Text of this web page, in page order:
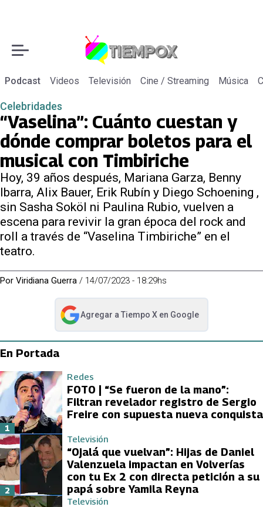
Podcast Videos Televisión Cine / Streaming Música
Celebridades
“Vaselina”: Cuánto cuestan y
dónde comprar boletos para el
musical con Timbiriche
Hoy, 39 años después, Mariana Garza, Benny
Ibarra, Alix Bauer, Erik Rubín y Diego Schoening ,
sin Sasha Soköl ni Paulina Rubio, vuelven a
escena para revivir la gran época del rock and
roll a través de “Vaselina Timbiriche” en el
teatro.
Por Viridiana Guerra / 14/07/2023 - 18:29hs
Agregar a Tiempo Xen Google
abre en nueva pestaña
En Portada
Redes
FOTO | “Se fueron de la mano”:
Filtran revelador registro de Sergio
Freire con supuesta nueva conquista
1
Televisión
“Ojalá que vuelvan”: Hijas de Daniel
Valenzuela impactan en Volverías
con tu Ex 2 con directa petición a su
papá sobre Yamila Reyna
2
Televisión